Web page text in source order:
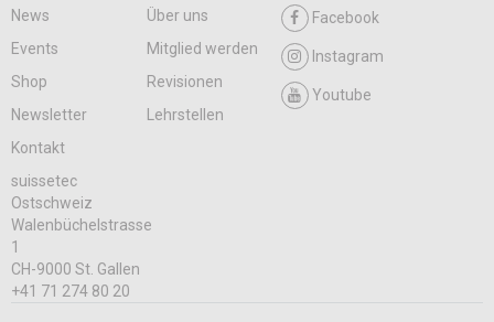
News
Über uns
Events
Mitglied werden
Shop
Revisionen
Newsletter
Lehrstellen
Kontakt
Facebook
Instagram
Youtube
suissetec
Ostschweiz
Walenbüchelstrasse
1
CH-9000 St. Gallen
+41 71 274 80 20